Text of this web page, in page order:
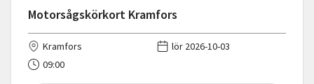
Motorsågskörkort Kramfors
Kramfors
lör 2026-10-03
09:00